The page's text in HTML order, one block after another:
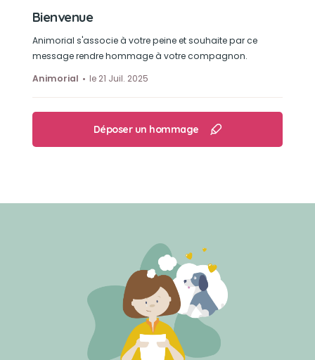
Bienvenue
Animorial s'associe à votre peine et souhaite par ce
message rendre hommage à votre compagnon.
Animorial
le 21 Juil. 2025
Déposer un hommage